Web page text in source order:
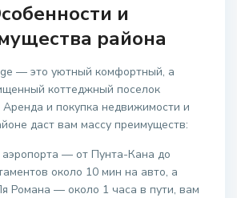
и
района
— это уютный комфортный, а
коттеджный поселок
Аренда и покупка недвижимости и
даст вам массу преимуществ:
аэропорта — от Пунта-Кана до
около 10 мин на авто, а
Романа — около 1 часа в пути, вам